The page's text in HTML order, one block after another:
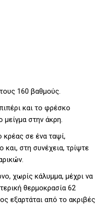
160 βαθμούς.
και το φρέσκο
μείγμα στην άκρη.
κρέας σε ένα ταψί,
στη συνέχεια, τρίψτε
χωρίς κάλυμμα, μέχρι να
θερμοκρασία 62
εξαρτάται από το ακριβές